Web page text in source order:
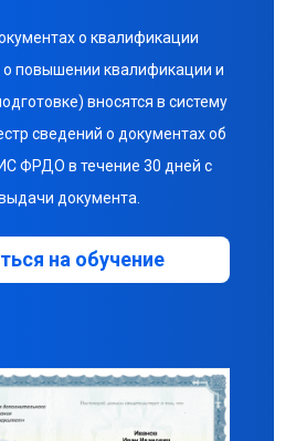
о квалификации
о повышении квалификации и
вносятся в систему
сведений о документах об
ФРДО в течение 30 дней с
документа.
на обучение